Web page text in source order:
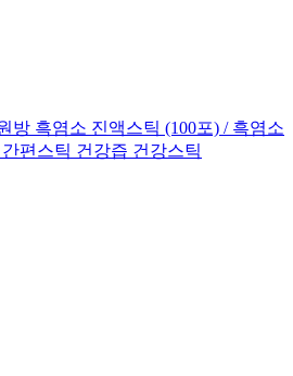
방 흑염소 진액스틱 (100포) / 흑염소
편스틱 건강즙 건강스틱